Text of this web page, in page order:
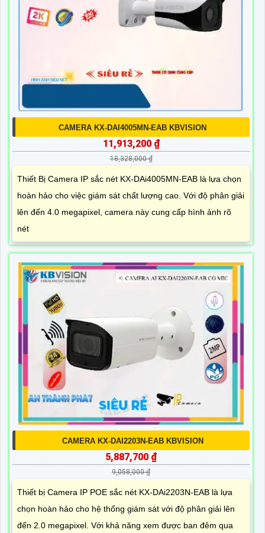
CAMERA KX-DAI4005MN-EAB KBVISION
11,913,200 ₫
18,328,000 ₫
Thiết Bị Camera IP sắc nét KX-DAi4005MN-EAB là lựa chọn
hoàn hảo cho việc giám sát chất lượng cao. Với độ phân giải
lên đến 4.0 megapixel, camera này cung cấp hình ảnh rõ
nét
CAMERA KX-DAI2203N-EAB KBVISION
5,887,700 ₫
9,058,000 ₫
Thiết bị Camera IP POE sắc nét KX-DAi2203N-EAB là lựa
chọn hoàn hảo cho hệ thống giám sát với độ phân giải lên
đến 2.0 megapixel. Với khả năng xem được ban đêm qua